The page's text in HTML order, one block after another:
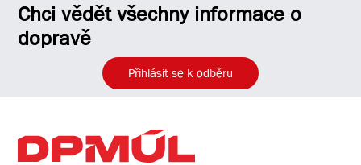
Chci vědět všechny informace o
dopravě
Přihlásit se k odběru